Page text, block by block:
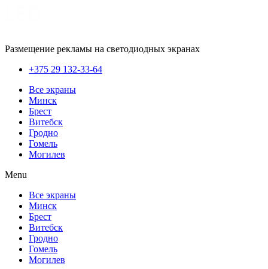
Размещение рекламы на светодиодных экранах
+375 29 132-33-64
Все экраны
Минск
Брест
Витебск
Гродно
Гомель
Могилев
Menu
Все экраны
Минск
Брест
Витебск
Гродно
Гомель
Могилев